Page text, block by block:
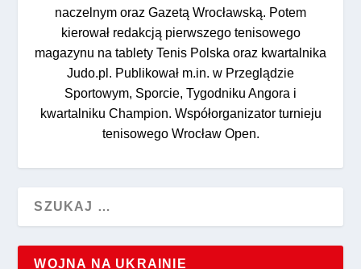
naczelnym oraz Gazetą Wrocławską. Potem
kierował redakcją pierwszego tenisowego
magazynu na tablety Tenis Polska oraz kwartalnika
Judo.pl. Publikował m.in. w Przeglądzie
Sportowym, Sporcie, Tygodniku Angora i
kwartalniku Champion. Współorganizator turnieju
tenisowego Wrocław Open.
WOJNA NA UKRAINIE